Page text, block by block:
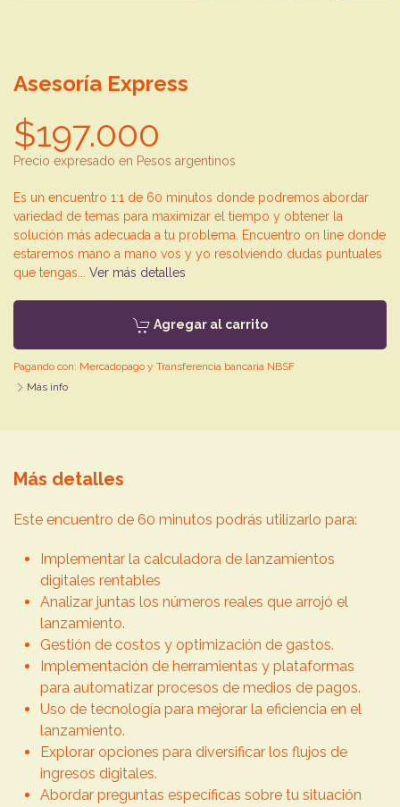
Asesoría Express
$197.000
Precio expresado en Pesos argentinos
Es un encuentro 1:1 de 60 minutos donde podremos abordar
variedad de temas para maximizar el tiempo y obtener la
solución más adecuada a tu problema. Encuentro on line donde
estaremos mano a mano vos y yo resolviendo dudas puntuales
que tengas... Ver más detalles
Agregar al carrito
Pagando con: Mercadopago y Transferencia bancaria NBSF
Más info
Más detalles
Este encuentro de 60 minutos podrás utilizarlo para:
Implementar la calculadora de lanzamientos
digitales rentables
Analizar juntas los números reales que arrojó el
lanzamiento.
Gestión de costos y optimización de gastos.
Implementación de herramientas y plataformas
para automatizar procesos de medios de pagos.
Uso de tecnología para mejorar la eficiencia en el
lanzamiento.
Explorar opciones para diversificar los flujos de
ingresos digitales.
Abordar preguntas específicas sobre tu situación